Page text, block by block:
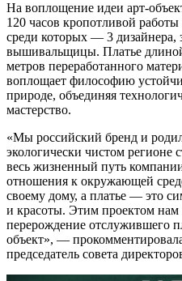
На воплощение идеи арт-
120 часов кропотливой
среди которых — 3
вышивальщицы. Платье
метров переработанного
воплощает философию
природе, объединяя
мастерство.
«Мы российский бренд и
экологически чистом регионе
весь жизненный путь
отношения к окружающей
своему дому, а платье — это
и красоты. Этим проектом нам
перерождение отслужившего
объект», —
председатель совета